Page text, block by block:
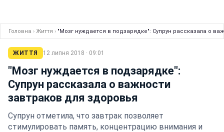
Головна › Життя › "Мозг нуждается в подзарядке": Супрун рассказала о
ЖИТТЯ 12 липня 2018 · 09:01
"Мозг нуждается в подзарядке":
Супрун рассказала о важности
завтраков для здоровья
Супрун отметила, что завтрак позволяет
стимулировать память, концентрацию внимания и